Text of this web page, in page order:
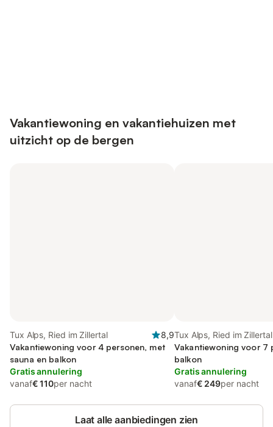
Vakantiewoning en vakantiehuizen met
uitzicht op de bergen
Tux Alps, Ried im Zillertal
8,9
Vakantiewoning voor 4 personen, met
sauna en balkon
Gratis annulering
vanaf€ 110per nacht
Tux Alps, Ried im Zillertal
Vakantiewoning voor 7
balkon
Gratis annulering
vanaf€ 249per nacht
Laat alle aanbiedingen zien